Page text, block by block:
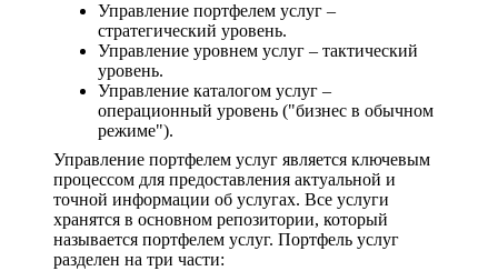
Управление портфелем услуг –
стратегический уровень.
Управление уровнем услуг – тактический
уровень.
Управление каталогом услуг –
операционный уровень ("бизнес в обычном
режиме").
Управление портфелем услуг является ключевым
процессом для предоставления актуальной и
точной информации об услугах. Все услуги
хранятся в основном репозитории, который
называется портфелем услуг. Портфель услуг
разделен на три части: